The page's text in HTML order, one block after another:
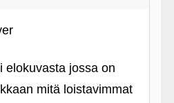
elokuvasta jossa on
mitä loistavimmat